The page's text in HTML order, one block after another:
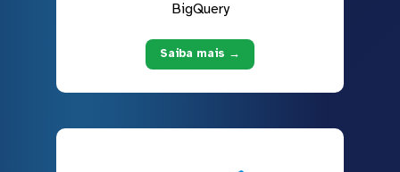
BigQuery
Saiba mais →